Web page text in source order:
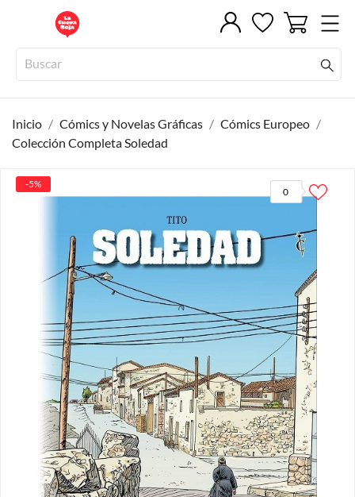
Inicio Cómics y Novelas Gráficas
Cómics Europeo
Colección Completa Soledad
0
-5%